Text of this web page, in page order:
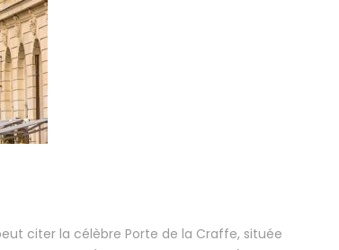
citer la célèbre Porte de la Craffe, située